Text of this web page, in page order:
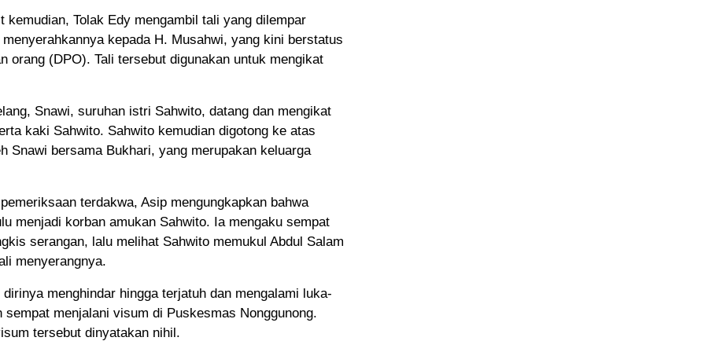
kemudian, Tolak Edy mengambil tali yang dilempar
kepada H. Musahwi, yang kini berstatus
orang (DPO). Tali tersebut digunakan untuk mengikat
Snawi, suruhan istri Sahwito, datang dan mengikat
kaki Sahwito. Sahwito kemudian digotong ke atas
Snawi bersama Bukhari, yang merupakan keluarga
terdakwa, Asip mengungkapkan bahwa
menjadi korban amukan Sahwito. Ia mengaku sempat
serangan, lalu melihat Sahwito memukul Abdul Salam
menyerangnya.
menghindar hingga terjatuh dan mengalami luka-
sempat menjalani visum di Puskesmas Nonggunong.
tersebut dinyatakan nihil.